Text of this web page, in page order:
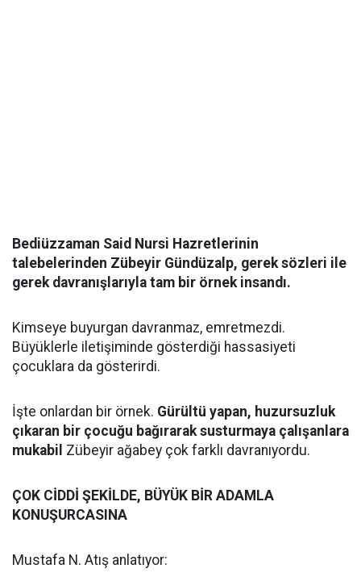
Bediüzzaman Said Nursi Hazretlerinin
talebelerinden Zübeyir Gündüzalp, gerek sözleri ile
gerek davranışlarıyla tam bir örnek insandı.
Kimseye buyurgan davranmaz, emretmezdi.
Büyüklerle iletişiminde gösterdiği hassasiyeti
çocuklara da gösterirdi.
İşte onlardan bir örnek. Gürültü yapan, huzursuzluk
çıkaran bir çocuğu bağırarak susturmaya çalışanlara
mukabil Zübeyir ağabey çok farklı davranıyordu.
ÇOK CİDDİ ŞEKİLDE, BÜYÜK BİR ADAMLA
KONUŞURCASINA
Mustafa N. Atış anlatıyor: